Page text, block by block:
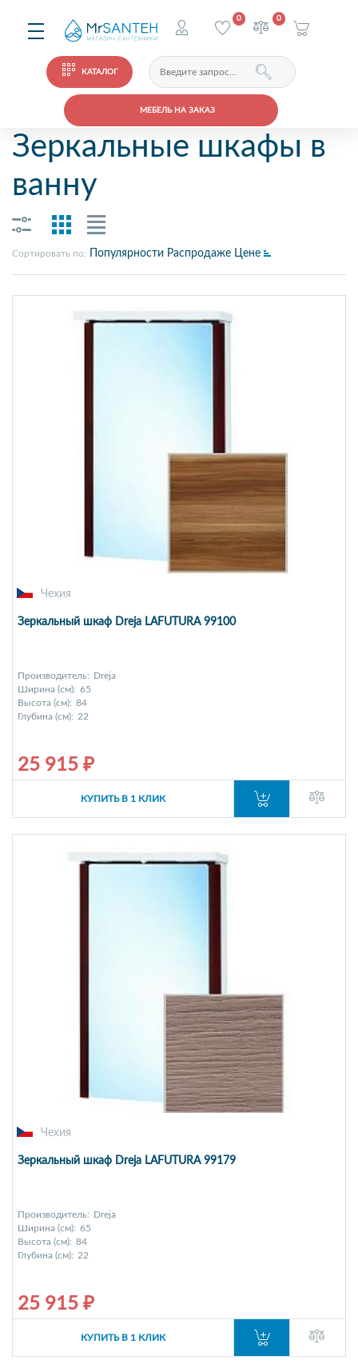
КАТАЛОГ
МЕБЕЛЬ НА ЗАКАЗ
0 0
Зеркальные шкафы в
ванну
Сортировать по: Популярности Распродаже Цене
Чехия
Зеркальный шкаф Dreja LAFUTURA 99100
Производитель: Dreja
Ширина (см): 65
Высота (см): 84
Глубина (см): 22
25 915 ₽
КУПИТЬ В 1 КЛИК
Чехия
Зеркальный шкаф Dreja LAFUTURA 99179
Производитель: Dreja
Ширина (см): 65
Высота (см): 84
Глубина (см): 22
25 915 ₽
КУПИТЬ В 1 КЛИК